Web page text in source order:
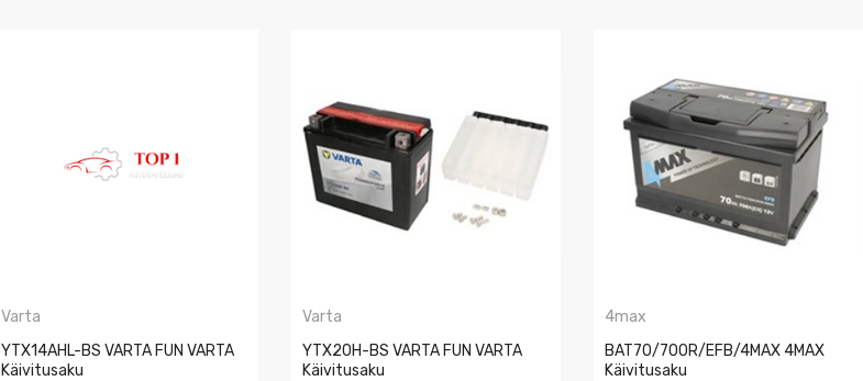
Varta
YTX14AHL-BS VARTA FUN VARTA
Käivitusaku
Varta
YTX20H-BS VARTA FUN VARTA
Käivitusaku
4max
BAT70/700R/EFB/4MAX 4MAX
Käivitusaku